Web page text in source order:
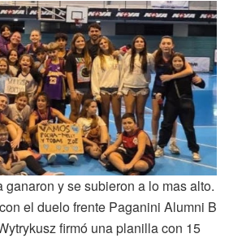
y se subieron a lo mas alto.
el duelo frente Paganini Alumni B
firmó una planilla con 15